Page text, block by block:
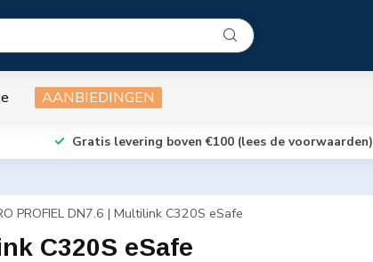
AANBIEDINGEN
Gratis levering boven €100 (lees de voorwaarden)
PROFIEL DN7.6 | Multilink C320S eSafe
C320S eSafe